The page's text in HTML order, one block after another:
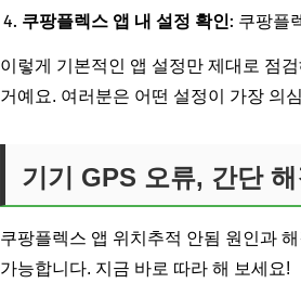
쿠팡플렉스 앱 내 설정 확인: 쿠팡플
이렇게 기본적인 앱 설정만 제대로 점
거예요. 여러분은 어떤 설정이 가장 의
기기 GPS 오류, 간단 해
쿠팡플렉스 앱 위치추적 안됨 원인과
가능합니다. 지금 바로 따라 해 보세요!